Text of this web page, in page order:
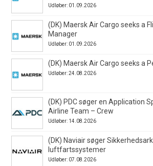
Udløber: 01.09.2026
(DK) Maersk Air Cargo seeks a
Manager
Udløber: 01.09.2026
(DK) Maersk Air Cargo seeks a
Udløber: 24.08.2026
(DK) PDC søger en Application
Airline Team – Crew
Udløber: 14.08.2026
(DK) Naviair søger
luftfartssystemer
Udløber: 07.08.2026